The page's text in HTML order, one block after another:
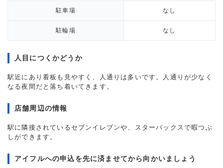
駐車場 なし
駐輪場 なし
人目につくかどうか
駅近にあり看板も見やすく、人通りは多いです。人通りが少なく
なる夜間だと落ち着いてきます。
店舗周辺の情報
駅に隣接されているセブンイレブンや、スターバックスで暇つぶ
しができます。
アイフルへの申込を先に済ませてから向かいましょう